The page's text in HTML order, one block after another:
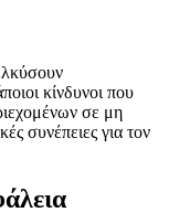
κίνδυνοι που
σε μη
συνέπειες για τον